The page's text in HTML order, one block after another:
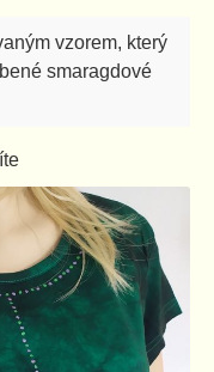
vzorem, který
smaragdové